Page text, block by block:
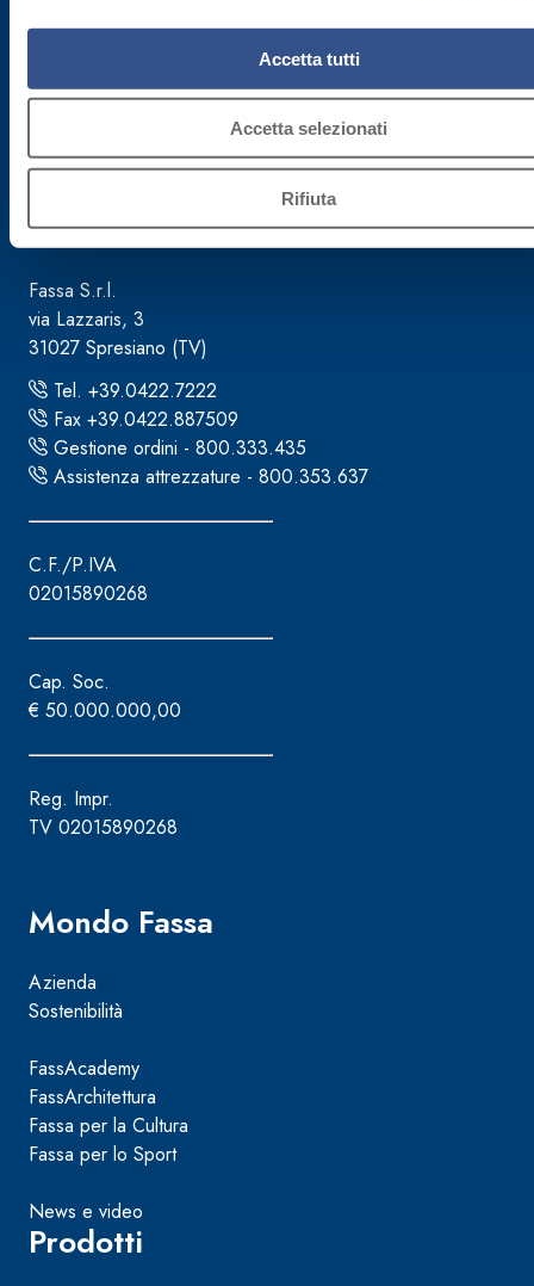
Accetta tutti
Accetta selezionati
Rifiuta
Sede direzionale
Fassa S.r.l.
via Lazzaris, 3
31027 Spresiano (TV)
Tel. +39.0422.7222
Fax +39.0422.887509
Gestione ordini - 800.333.435
Assistenza attrezzature - 800.353.637
C.F./P.IVA
02015890268
Cap. Soc.
€ 50.000.000,00
Reg. Impr.
TV 02015890268
Mondo Fassa
Azienda
Sostenibilità
FassAcademy
FassArchitettura
Fassa per la Cultura
Fassa per lo Sport
News e video
Prodotti